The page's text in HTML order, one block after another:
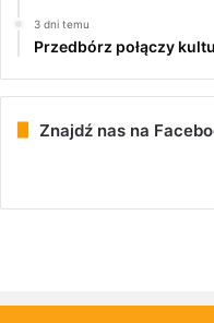
3 dni temu
Przedbórz połączy
Znajdź nas na